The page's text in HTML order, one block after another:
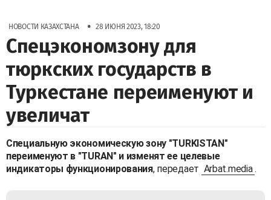
НОВОСТИ КАЗАХСТАНА • 28 ИЮНЯ 2023, 18:20
Спецэкономзону для
тюркских государств в
Туркестане переименуют и
увеличат
Специальную экономическую зону "TURKISTAN"
переименуют в "TURAN" и изменят ее целевые
индикаторы функционирования, передает Arbat.media .